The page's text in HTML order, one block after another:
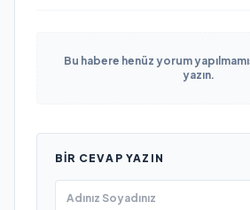
Bu habere henüz yorum
yazın.
BIR CEVAP YAZIN